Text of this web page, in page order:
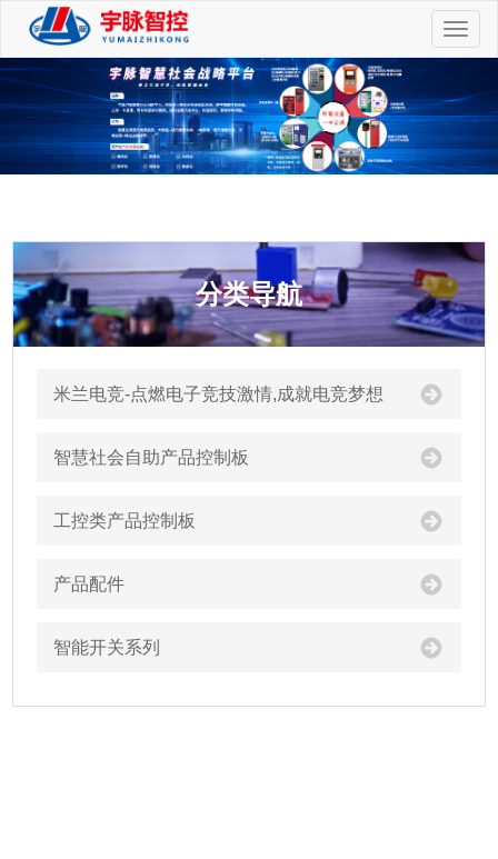
切
换
航
分类导航
米兰电竞-点燃电子竞技激情,成就电竞梦想
智慧社会自助产品控制板
工控类产品控制板
产品配件
智能开关系列